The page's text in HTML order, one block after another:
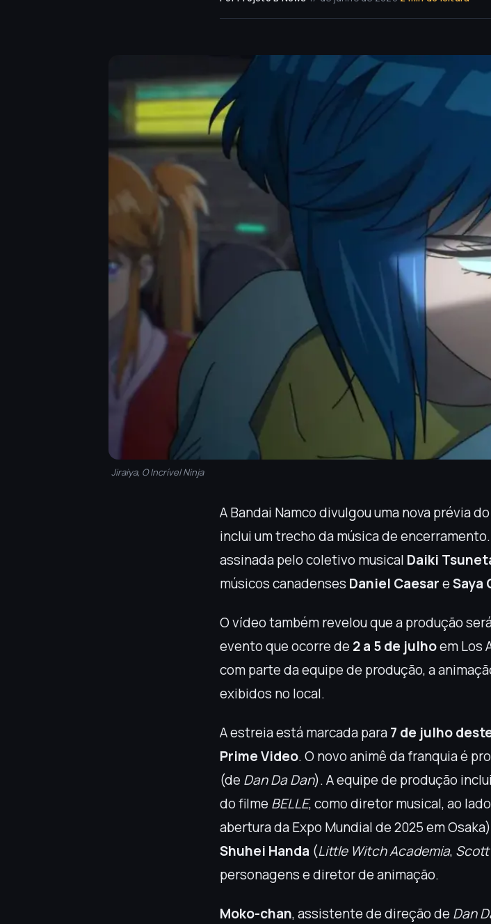
Jiraiya, O Incrível Ninja
A Bandai Namco divulgou uma nova prévia
inclui um trecho da música de
assinada pelo coletivo musical Daiki
músicos canadenses Daniel CaesareSaya
O vídeo também revelou que a produção
evento que ocorre de 2 a 5 de julhoem Los
com parte da equipe de produção, a
exibidos no local.
A estreia está marcada para7 de julho
Prime Video. O novo animê da franquia é
(de Dan Da Dan). A equipe de produção inclui
do filme BELLE, como diretor musical, ao
abertura da Expo Mundial de 2025 em
Shuhei Handa (Little Witch Academia, Scott
personagens e diretor de animação.
Moko-chan, assistente de direção de Dan